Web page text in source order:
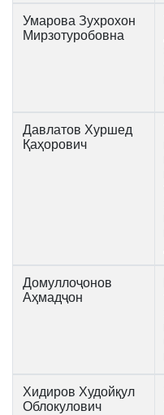
Умарова Зухрохон
Мирзотуробовна
Давлатов Хуршед
Қаҳорович
Домуллоҷонов
Аҳмадҷон
Хидиров Худойқул
Облокулович